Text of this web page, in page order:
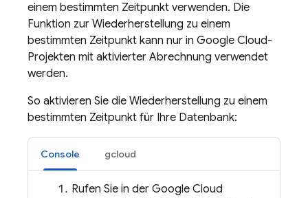
einem bestimmten Zeitpunkt verwenden. Die
Funktion zur Wiederherstellung zu einem
bestimmten Zeitpunkt kann nur in Google Cloud-
Projekten mit aktivierter Abrechnung verwendet
werden.
So aktivieren Sie die Wiederherstellung zu einem
bestimmten Zeitpunkt für Ihre Datenbank:
Console gcloud
Rufen Sie in der Google Cloud